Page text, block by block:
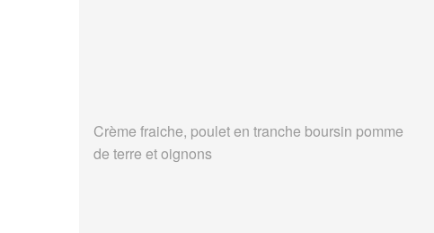
Crème fraiche, poulet en tranche boursin pomme
de terre et oignons